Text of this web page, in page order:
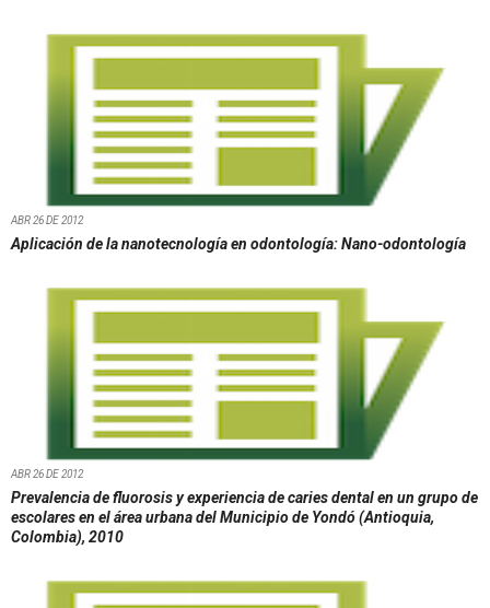
ABR 26 DE 2012
Aplicación de la nanotecnología en odontología: Nano-odontología
ABR 26 DE 2012
Prevalencia de fluorosis y experiencia de caries dental en un grupo de
escolares en el área urbana del Municipio de Yondó (Antioquia,
Colombia), 2010